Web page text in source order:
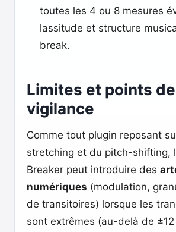
toutes les 4 ou 8 mesures
lassitude et structure
break.
Limites et points de
vigilance
Comme tout plugin reposant
stretching et du pitch-shifting,
Breaker peut introduire des
numériques (modulation,
de transitoires) lorsque les
sont extrêmes (au-delà de